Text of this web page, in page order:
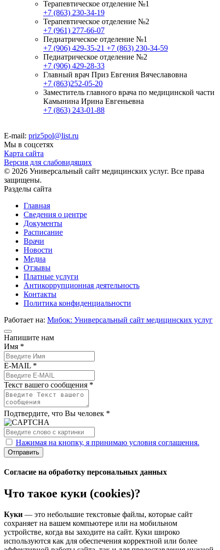
Терапевтическое отделение №1
+7 (863) 230-34-19
Терапевтическое отделение №2
+7 (961) 277-66-07
Педиатрическое отделение №1
+7 (906) 429-35-21 +7 (863) 230-34-59
Педиатрическое отделение №2
+7 (906) 429-28-33
Главный врач Приз Евгения Вячеславовна
+7 (863)252-05-20
Заместитель главного врача по медицинской части
Камынина Ирина Евгеньевна
+7 (863) 243-01-88
E-mail: priz5pol@list.ru
Мы в соцсетях
Карта сайта
Версия для слабовидящих
© 2026 Универсальный сайт медицинских услуг. Все права
защищены.
Разделы сайта
Главная
Сведения о центре
Документы
Расписание
Врачи
Новости
Медиа
Отзывы
Платные услуги
Антикоррупционная деятельность
Контакты
Политика конфиденциальности
Работает на: Мибок: Универсальный сайт медицинских услуг
Напишите нам
Имя *
E-MAIL *
Текст вашего сообщения *
Подтвердите, что Вы человек *
Нажимая на кнопку, я принимаю условия соглашения.
Отправить
Согласие на обработку персональных данных
Что такое куки (cookies)?
Куки — это небольшие текстовые файлы, которые сайт
сохраняет на вашем компьютере или на мобильном
устройстве, когда вы заходите на сайт. Куки широко
используются как для обеспечения корректной или более